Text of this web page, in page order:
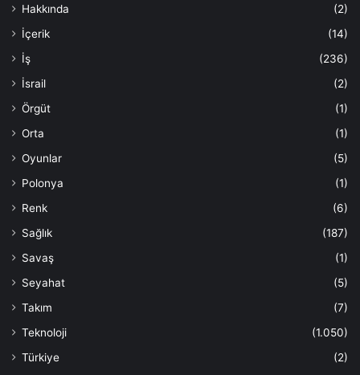
Hakkında
(2)
İçerik
(14)
İş
(236)
İsrail
(2)
Örgüt
(1)
Orta
(1)
Oyunlar
(5)
Polonya
(1)
Renk
(6)
Sağlık
(187)
Savaş
(1)
Seyahat
(5)
Takım
(7)
Teknoloji
(1.050)
Türkiye
(2)